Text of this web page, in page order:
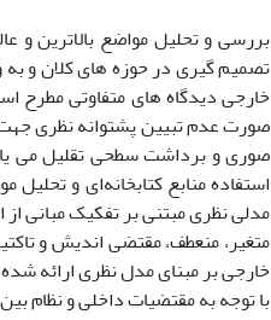
بررسی و تحلیل مواضع بالاترین
تصمیم گیری در حوزه های کلان و
خارجی دیدگاه های متفاوتی
صورت عدم تبیین پشتوانه نظری
صوری و برداشت سطحی تقلیل می
استفاده منابع کتابخانه‌ای و
مدلی نظری مبتنی بر تفکیک مبانی
متغیر، منعطف، مقتضی اندیش و
خارجی بر مبنای مدل نظری ارائه
با توجه به مقتضیات داخلی و نظام